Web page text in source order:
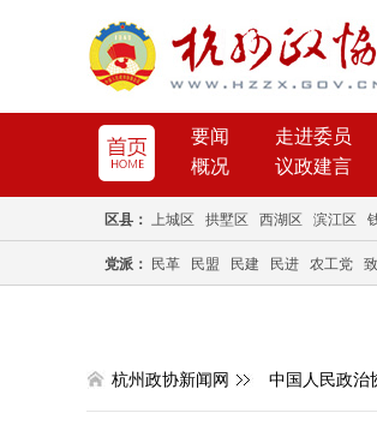
要闻 走进委员
概况
议政建言
区县： 上城区 拱墅区 西湖区 滨江区
党派： 民革 民盟 民建 民进 农工党
杭州政协新闻网 中国人民政治